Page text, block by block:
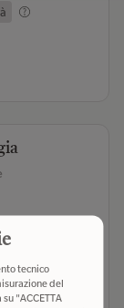
tecnico
del
"ACCETTA